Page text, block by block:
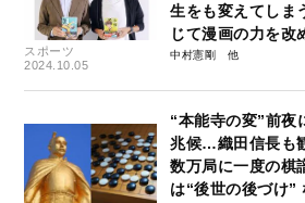
スポーツ
2024.10.05
生をも変えてしま
じて漫画の力を改
中村憲剛
“本能寺の変”前夜
兆候…織田信長も
数万局に一度の棋
は“後世の後づけ”